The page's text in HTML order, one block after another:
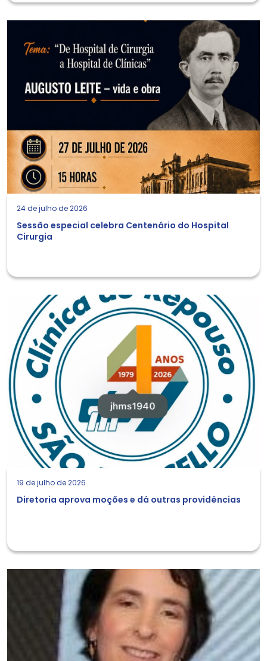
24 de julho de 2026
Sessão especial celebra Centenário do Hospital
Cirurgia
19 de julho de 2026
Diretoria aprova moções e dá outras providências